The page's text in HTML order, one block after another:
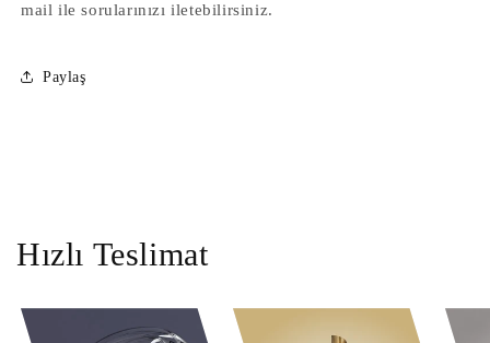
mail ile sorularınızı iletebilirsiniz.
Paylaş
Hızlı Teslimat